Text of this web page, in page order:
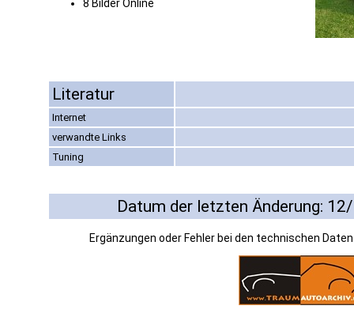
8 Bilder Online
Literatur
Internet
verwandte Links
Tuning
Datum der letzten Änderung:
Ergänzungen oder Fehler bei den technischen